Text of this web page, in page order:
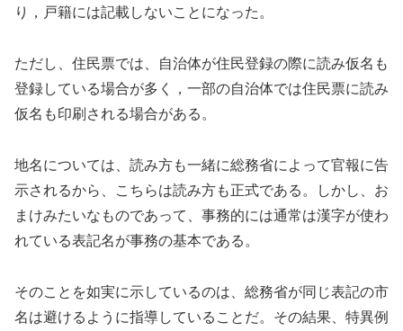
り，戸籍には記載しないことになった。
ただし、住民票では、自治体が住民登録の際に読み仮名も
登録している場合が多く，一部の自治体では住民票に読み
仮名も印刷される場合がある。
地名については、読み方も一緒に総務省によって官報に告
示されるから、こちらは読み方も正式である。しかし、お
まけみたいなものであって、事務的には通常は漢字が使わ
れている表記名が事務の基本である。
そのことを如実に示しているのは、総務省が同じ表記の市
名は避けるように指導していることだ。その結果、特異例